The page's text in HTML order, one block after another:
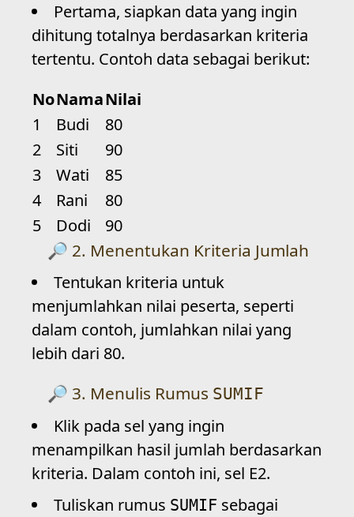
Pertama, siapkan data yang ingin
dihitung totalnya berdasarkan kriteria
tertentu. Contoh data sebagai berikut:
NoNamaNilai
1
Budi
80
2
Siti
90
3
Wati
85
4
Rani
80
5
Dodi 90
2. Menentukan Kriteria Jumlah
Tentukan kriteria untuk
menjumlahkan nilai peserta, seperti
dalam contoh, jumlahkan nilai yang
lebih dari 80.
3. Menulis Rumus SUMIF
Klik pada sel yang ingin
menampilkan hasil jumlah berdasarkan
kriteria. Dalam contoh ini, sel E2.
Tuliskan rumus SUMIF sebagai